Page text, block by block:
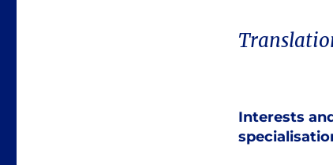
Interests